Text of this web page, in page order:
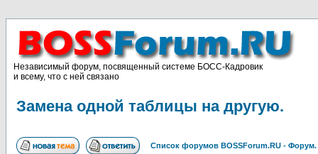
Независимый форум, посвященный системе БОСС-Кадровик
и всему, что с ней связано
Замена одной таблицы на другую.
Список форумов BOSSForum.RU -